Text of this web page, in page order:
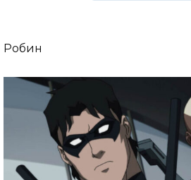
Робин